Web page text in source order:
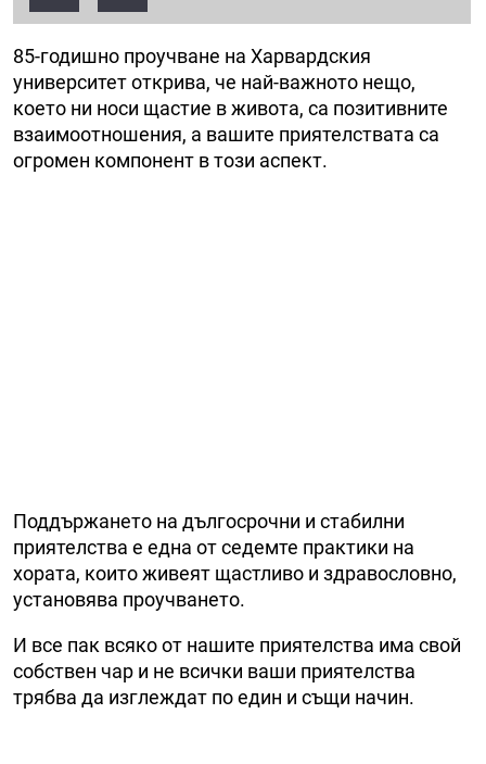
85-годишно проучване на Харвардския
университет открива, че най-важното нещо,
което ни носи щастие в живота, са позитивните
взаимоотношения, а вашите приятелствата са
огромен компонент в този аспект.
Поддържането на дългосрочни и стабилни
приятелства е една от седемте практики на
хората, които живеят щастливо и здравословно,
установява проучването.
И все пак всяко от нашите приятелства има свой
собствен чар и не всички ваши приятелства
трябва да изглеждат по един и същи начин.